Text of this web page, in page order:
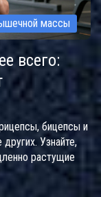
массы
всего:
бицепсы и
Узнайте,
растущие